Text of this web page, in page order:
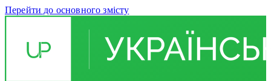
Перейти до основного змісту